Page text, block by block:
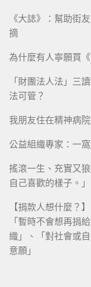
《大誌》：幫助街
摘
為什麼有人寧願買
「財團法人法」三
法可管？
我朋友住在精神病
公益組織專家：一
搖滾一生、充實又
自己喜歡的樣子。」
【捐款人想什麼？
「暫時不會想再捐
織」、「對社會或
意願」